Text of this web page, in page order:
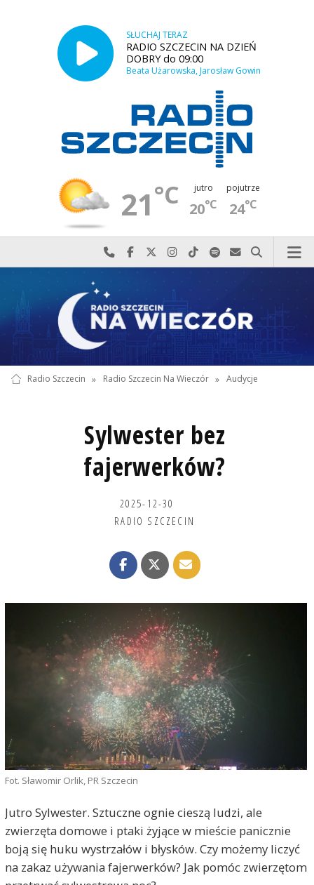
SŁUCHAJ TERAZ
RADIO SZCZECIN NA DZIEŃ
DOBRY do 09:00
Beata Użarowska, Jarosław Gowin
21°C jutro
20°C
pojutrze
24°C
Najlepiej po prostu do nas zadzwoń
Odwiedź nas na Facebook-u
Odwiedź nas na X
Odwiedź nas na Instagram-ie
Odwiedź nas na TikTok-u
Szukaj nas na Spotify
Wyślij do nas
Szukaj
Radio Szczecin » Radio Szczecin Na Wieczór » Audycje
Sylwester bez
fajerwerków?
2025-12-30
RADIO SZCZECIN
Fot. Sławomir Orlik, PR Szczecin
Jutro Sylwester. Sztuczne ognie cieszą ludzi, ale
zwierzęta domowe i ptaki żyjące w mieście panicznie
boją się huku wystrzałów i błysków. Czy możemy liczyć
na zakaz używania fajerwerków? Jak pomóc zwierzętom